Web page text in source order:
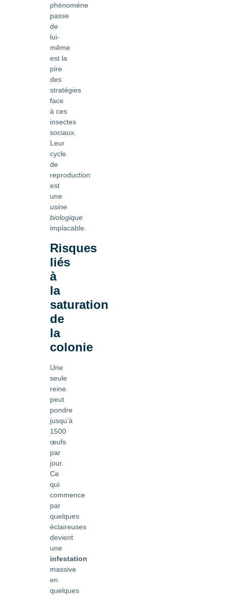
phénomène
passe
de
lui-
même
est la
pire
des
stratégies
face
à ces
insectes
sociaux.
Leur
cycle
de
reproduction
est
une
usine
biologique
implacable.
Risques
liés
à
la
saturation
de
la
colonie
Une
seule
reine
peut
pondre
jusqu’à
1500
œufs
par
jour.
Ce
qui
commence
par
quelques
éclaireuses
devient
une
infestation
massive
en
quelques